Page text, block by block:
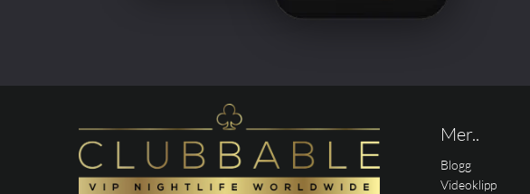
Mer..
Blogg
Videoklipp